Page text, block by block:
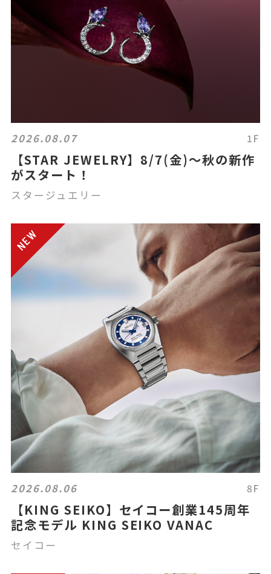
2026.08.07 1F
【STAR JEWELRY】8/7(金)～秋の新作
がスタート！
スタージュエリー
2026.08.06 8F
【KING SEIKO】セイコー創業145周年
記念モデル KING SEIKO VANAC
セイコー